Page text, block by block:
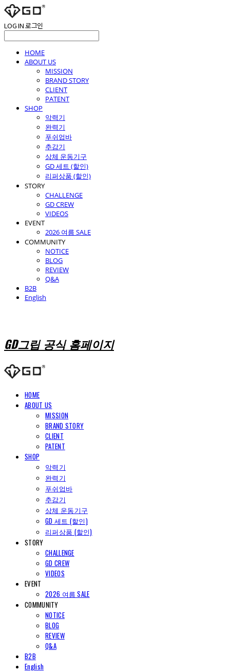
LOG IN로그인
HOME
ABOUT US
MISSION
BRAND STORY
CLIENT
PATENT
SHOP
악력기
완력기
푸쉬업바
추감기
상체 운동기구
GD 세트 (할인)
리퍼상품 (할인)
STORY
CHALLENGE
GD CREW
VIDEOS
EVENT
2026 여름 SALE
COMMUNITY
NOTICE
BLOG
REVIEW
Q&A
B2B
English
GD그립 공식 홈페이지
HOME
ABOUT US
MISSION
BRAND STORY
CLIENT
PATENT
SHOP
악력기
완력기
푸쉬업바
추감기
상체 운동기구
GD 세트 (할인)
리퍼상품 (할인)
STORY
CHALLENGE
GD CREW
VIDEOS
EVENT
2026 여름 SALE
COMMUNITY
NOTICE
BLOG
REVIEW
Q&A
B2B
English